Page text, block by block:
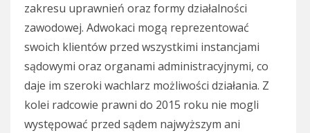
zakresu uprawnień oraz formy działalności
zawodowej. Adwokaci mogą reprezentować
swoich klientów przed wszystkimi instancjami
sądowymi oraz organami administracyjnymi, co
daje im szeroki wachlarz możliwości działania. Z
kolei radcowie prawni do 2015 roku nie mogli
występować przed sądem najwyższym ani